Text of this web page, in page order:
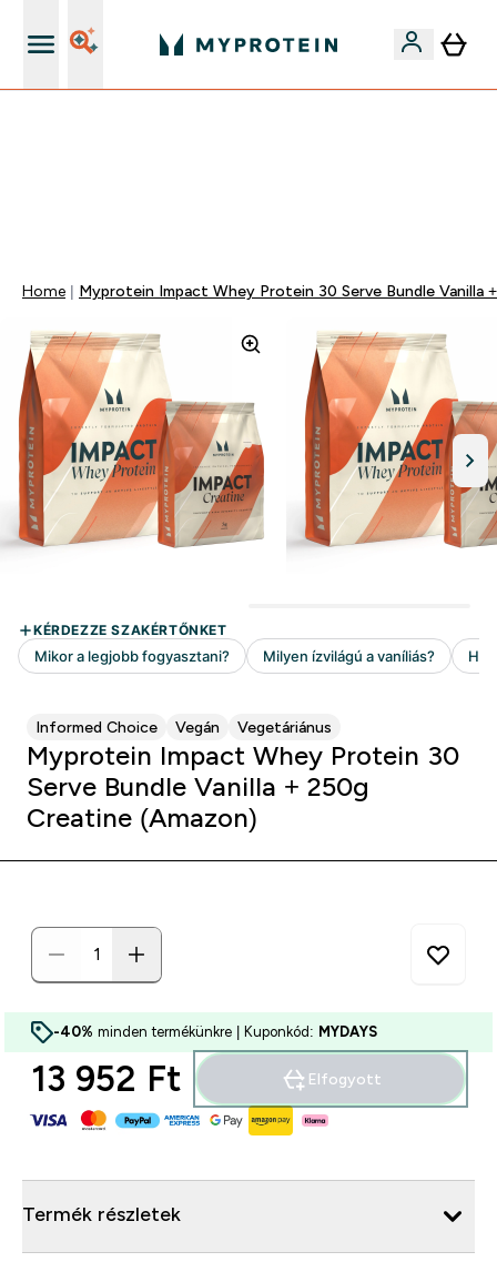
Home Myprotein Impact Whey Protein 30 Serve Bundle Vanilla
Informed Choice Vegán Vegetáriánus
Myprotein Impact Whey Protein 30
Serve Bundle Vanilla + 250g
Creatine (Amazon)
-40% minden termékünkre | Kuponkód: MYDAYS
13 952 Ft‎ Elfogyott
Termék részletek